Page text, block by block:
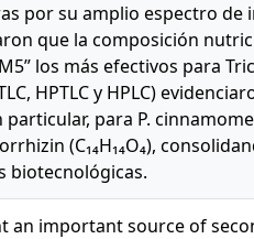
por su amplio espectro
que la composición
los más efectivos para
HPTLC y HPLC)
para P.
(C₁₄H₁₄O₄),
biotecnológicas.
an important source of